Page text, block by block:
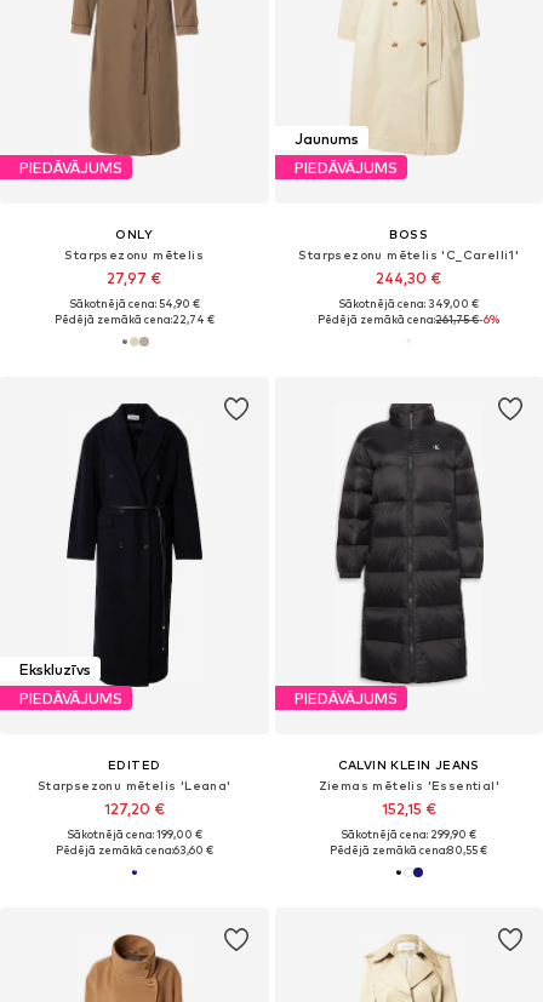
PIEDĀVĀJUMS
ONLY
Starpsezonu mētelis
27,97 €
Sākotnējā cena: 54,90 €
Pēdējā zemākā cena:22,74 €
Jaunums
PIEDĀVĀJUMS
BOSS
Starpsezonu mētelis 'C_Carelli1'
244,30 €
Sākotnējā cena: 349,00 €
Pēdējā zemākā cena:261,75 €-6%
Ekskluzīvs
PIEDĀVĀJUMS
EDITED
Starpsezonu mētelis 'Leana'
127,20 €
Sākotnējā cena: 199,00 €
Pēdējā zemākā cena:63,60 €
PIEDĀVĀJUMS
CALVIN KLEIN JEANS
Ziemas mētelis 'Essential'
152,15 €
Sākotnējā cena: 299,90 €
Pēdējā zemākā cena:80,55 €